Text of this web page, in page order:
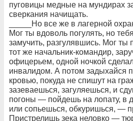
пуговицы медные на мундирах
сверкания начищать.
_____Но все же в лагерной
Мог ты вдоволь погулять, но
замучить, разгулявшись. Мог ты
тот же начальник-командир,
офицерьем, одной ночкой
инвалидом. А потом задыхайся
кровью, покуда не спишут на
зазеваешься, загуляешься, и
погоны — пойдешь на лопату, в
или сопьешься, обкуришься, —
Пристрелишь зека неловко —